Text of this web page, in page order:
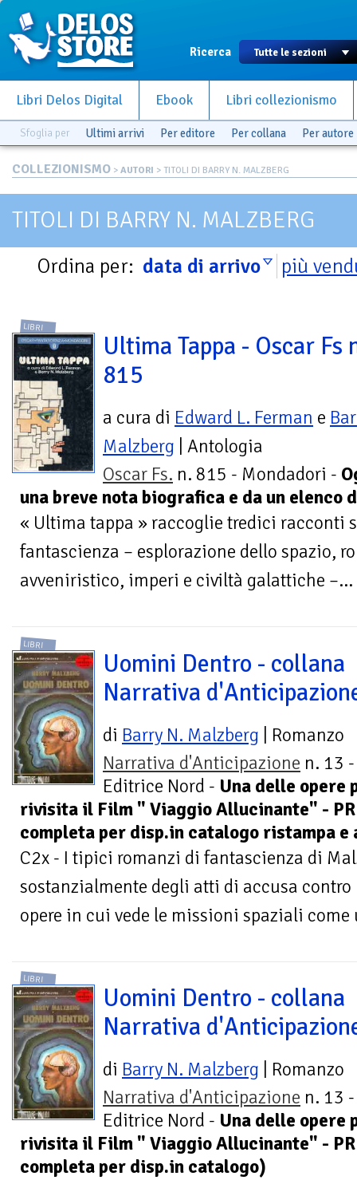
Ricerca
Libri Delos Digital Ebook Libri collezionismo
Sfoglia per Ultimi arrivi Per editore Per collana Per autore
COLLEZIONISMO > AUTORI > TITOLI DI BARRY N. MALZBERG
TITOLI DI BARRY N. MALZBERG
Ordina per: data di arrivo più
LIBRI
Ultima Tappa - Oscar Fs
815
a cura di Edward L. Ferman e
Malzberg | Antologia
Oscar Fs. n. 815 - Mondadori -
una breve nota biografica e da un elenco
« Ultima tappa » raccoglie tredici racconti
fantascienza – esplorazione dello spazio,
avveniristico, imperi e civiltà galattiche –...
LIBRI
Uomini Dentro - collana
Narrativa
di Barry N. Malzberg | Romanzo
Narrativa d'Anticipazione n. 13 -
Editrice Nord - Una delle opere
rivisita il Film " Viaggio Allucinante" -
completa per disp.in catalogo ristampa
C2x - I tipici romanzi di fantascienza di
sostanzialmente degli atti di accusa
opere in cui vede le missioni spaziali
LIBRI
Uomini Dentro - collana
Narrativa
di Barry N. Malzberg | Romanzo
Narrativa d'Anticipazione n. 13 -
Editrice Nord - Una delle opere
rivisita il Film " Viaggio Allucinante" -
completa per disp.in catalogo)